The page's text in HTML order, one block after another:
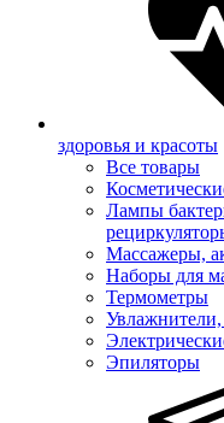
здоровья и красоты
Все товары
Лампы
Массажеры,
Наборы для
Термометры
Увлажнители,
Эпиляторы